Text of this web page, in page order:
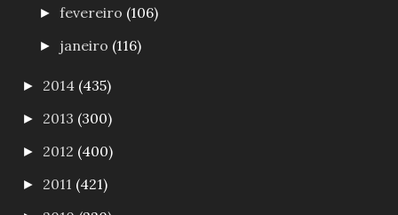
►fevereiro (106)
► janeiro (116)
► 2014 (435)
► 2013 (300)
► 2012 (400)
► 2011 (421)